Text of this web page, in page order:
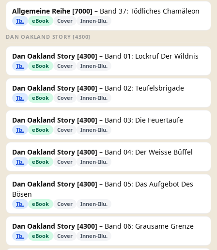
Allgemeine Reihe [7000] – Band 37: Tödliches Chamäleon
Tb. eBook Cover Innen-Illu.
DAN OAKLAND STORY [4300]
Dan Oakland Story [4300] – Band 01: Lockruf Der Wildnis
Tb. eBook Cover Innen-Illu.
Dan Oakland Story [4300] – Band 02: Teufelsbrigade
Tb. eBook Cover Innen-Illu.
Dan Oakland Story [4300] – Band 03: Die Feuertaufe
Tb. eBook Cover Innen-Illu.
Dan Oakland Story [4300] – Band 04: Der Weisse Büffel
Tb. eBook Cover Innen-Illu.
Dan Oakland Story [4300] – Band 05: Das Aufgebot Des
Bösen
Tb. eBook Cover Innen-Illu.
Dan Oakland Story [4300] – Band 06: Grausame Grenze
Tb. eBook Cover Innen-Illu.